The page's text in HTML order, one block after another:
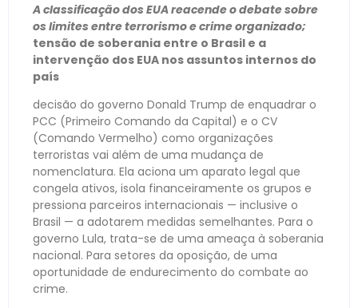
A classificação dos EUA reacende o debate sobre
os limites entre terrorismo e crime organizado;
tensão de soberania entre o Brasil e a
intervenção dos EUA nos assuntos internos do
país
decisão do governo Donald Trump de enquadrar o
PCC (Primeiro Comando da Capital) e o CV
(Comando Vermelho) como organizações
terroristas vai além de uma mudança de
nomenclatura. Ela aciona um aparato legal que
congela ativos, isola financeiramente os grupos e
pressiona parceiros internacionais — inclusive o
Brasil — a adotarem medidas semelhantes. Para o
governo Lula, trata-se de uma ameaça à soberania
nacional. Para setores da oposição, de uma
oportunidade de endurecimento do combate ao
crime.